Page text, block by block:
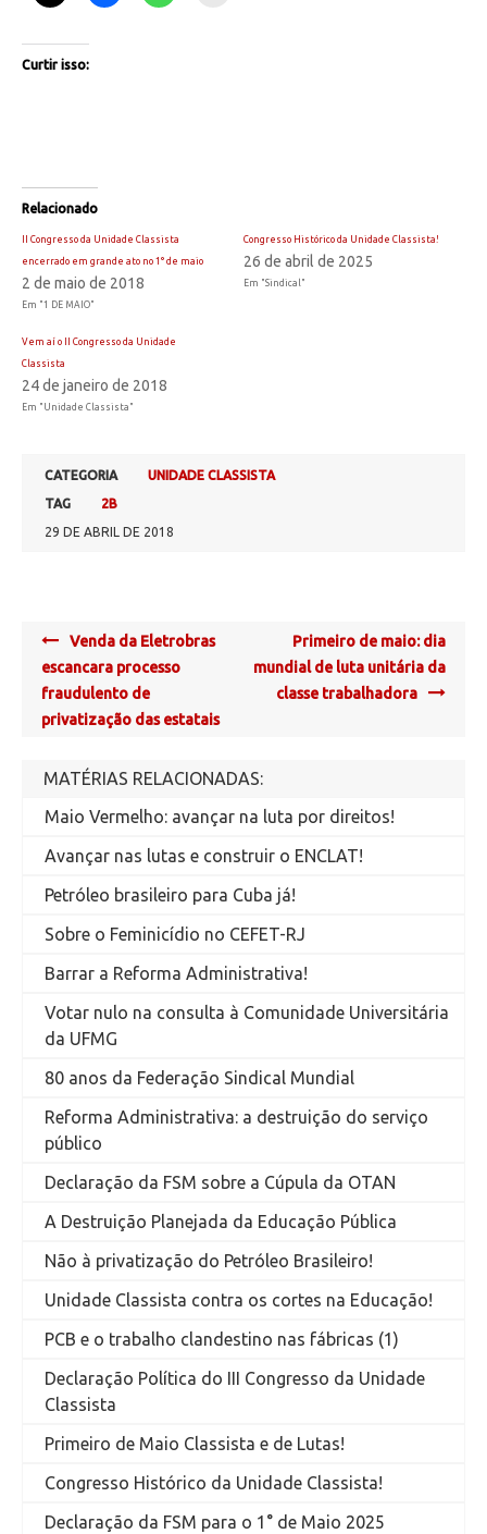
Curtir isso:
Relacionado
II Congresso da Unidade Classista
encerrado em grande ato no 1° de maio
2 de maio de 2018
Em "1 DE MAIO"
Congresso Histórico da Unidade Classista!
26 de abril de 2025
Em "Sindical"
Vem aí o II Congresso da Unidade
Classista
24 de janeiro de 2018
Em "Unidade Classista"
CATEGORIA
UNIDADE CLASSISTA
TAG
2B
29 DE ABRIL DE 2018
Post
navigation
Venda da Eletrobras
escancara processo
fraudulento de
privatização das estatais
Primeiro de maio: dia
mundial de luta unitária da
classe trabalhadora
MATÉRIAS RELACIONADAS:
Maio Vermelho: avançar na luta por direitos!
Avançar nas lutas e construir o ENCLAT!
Petróleo brasileiro para Cuba já!
Sobre o Feminicídio no CEFET-RJ
Barrar a Reforma Administrativa!
Votar nulo na consulta à Comunidade Universitária
da UFMG
80 anos da Federação Sindical Mundial
Reforma Administrativa: a destruição do serviço
público
Declaração da FSM sobre a Cúpula da OTAN
A Destruição Planejada da Educação Pública
Não à privatização do Petróleo Brasileiro!
Unidade Classista contra os cortes na Educação!
PCB e o trabalho clandestino nas fábricas (1)
Declaração Política do III Congresso da Unidade
Classista
Primeiro de Maio Classista e de Lutas!
Congresso Histórico da Unidade Classista!
Declaração da FSM para o 1° de Maio 2025